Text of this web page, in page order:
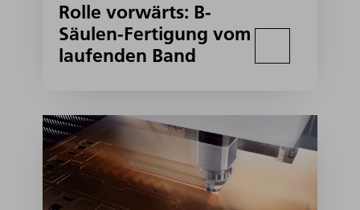
Rolle vorwärts: B-
Säulen-Fertigung vom
laufenden Band